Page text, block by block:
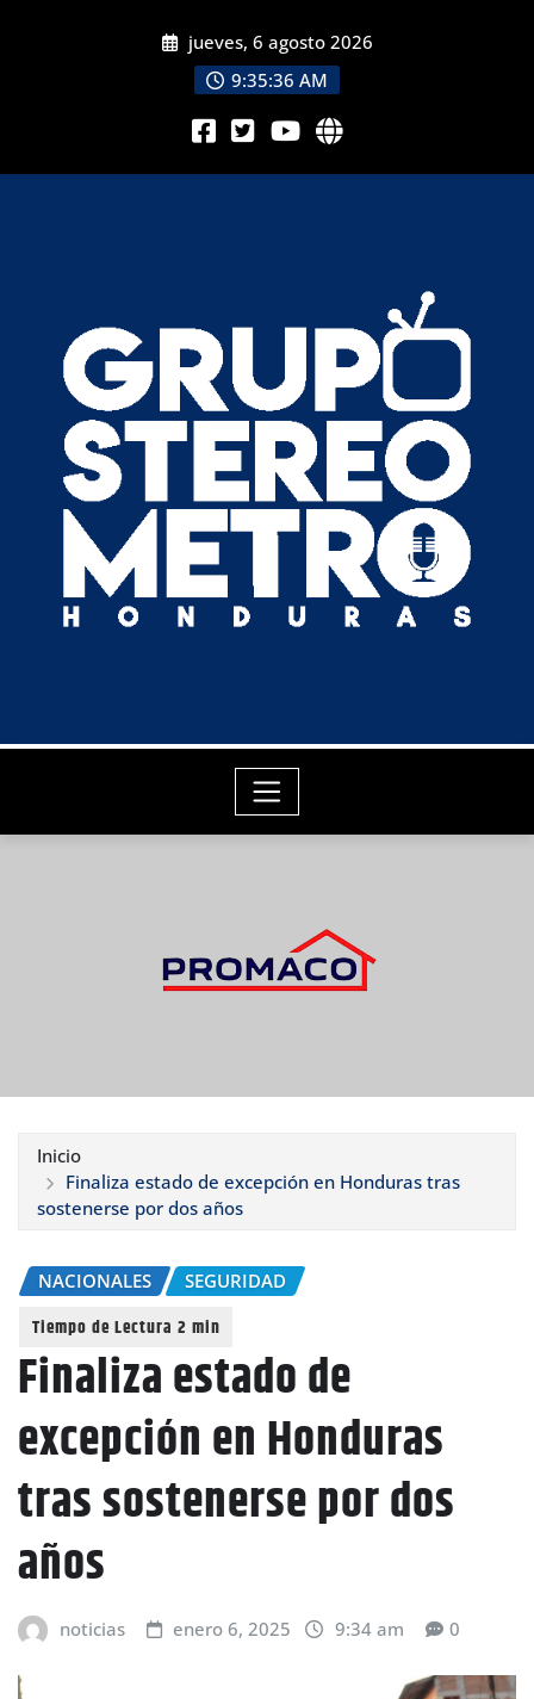
jueves, 6 agosto 2026
9:35:38 AM
Inicio
Finaliza estado de excepción en Honduras tras
sostenerse por dos años
NACIONALES SEGURIDAD
Finaliza estado de
excepción en Honduras
tras sostenerse por dos
años
noticias enero 6, 2025 9:34 am 0